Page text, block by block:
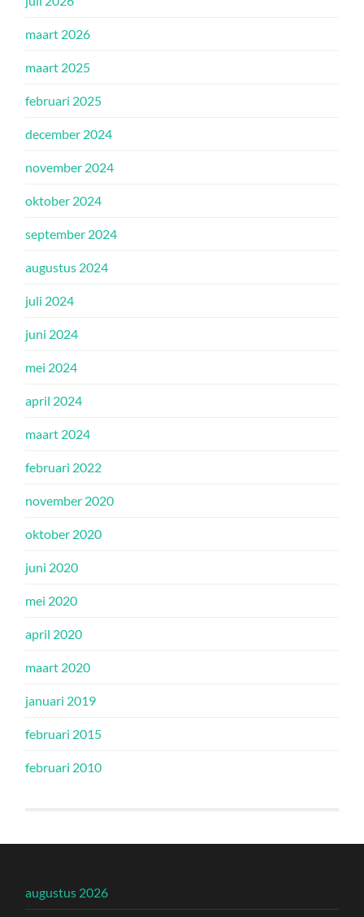
maart 2026
maart 2025
februari 2025
december 2024
november 2024
oktober 2024
september 2024
augustus 2024
juli 2024
juni 2024
mei 2024
april 2024
maart 2024
februari 2022
november 2020
oktober 2020
juni 2020
mei 2020
april 2020
maart 2020
januari 2019
februari 2015
februari 2010
augustus 2026